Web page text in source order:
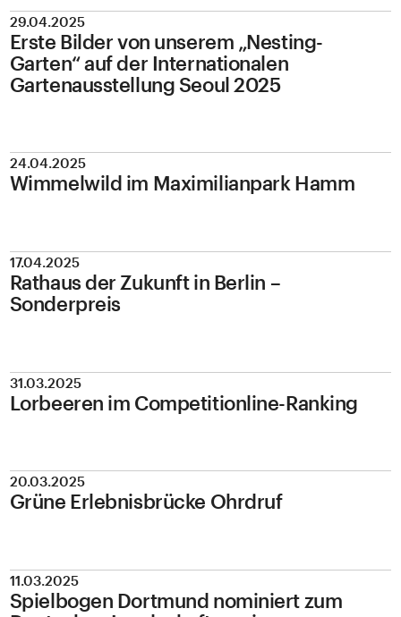
29.04.2025
Erste Bilder von unserem „Nesting-
Garten“ auf der Internationalen
Gartenausstellung Seoul 2025
24.04.2025
Wimmelwild im Maximilianpark Hamm
17.04.2025
Rathaus der Zukunft in Berlin –
Sonderpreis
31.03.2025
Lorbeeren im Competitionline-Ranking
20.03.2025
Grüne Erlebnisbrücke Ohrdruf
11.03.2025
Spielbogen Dortmund nominiert zum